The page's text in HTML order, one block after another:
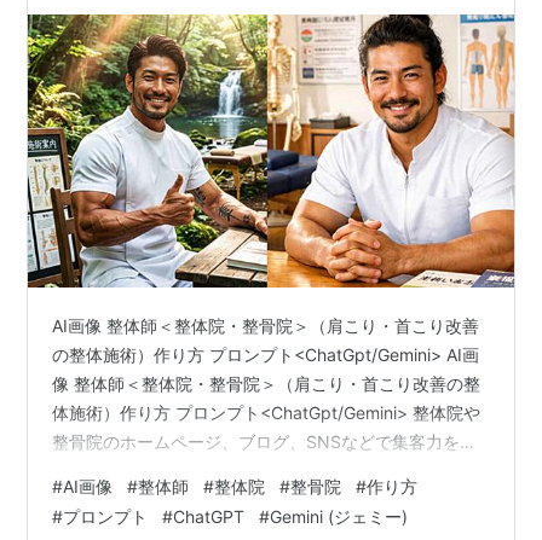
AI画像 整体師＜整体院・整骨院＞（肩こり・首こり改善
の整体施術）作り方 プロンプト<ChatGpt/Gemini> AI画
像 整体師＜整体院・整骨院＞（肩こり・首こり改善の整
体施術）作り方 プロンプト<ChatGpt/Gemini> 整体院や
整骨院のホームページ、ブログ、SNSなどで集客力を高
体施術をテーマにしたAI画像の具体的な作り方と活用法
について詳しく解説します。店舗の信頼感や安心感を自
#AI画像 #整体師 #整体院 #整骨院 #作り方
#プロンプト #ChatGPT #Gemini (ジェミー)